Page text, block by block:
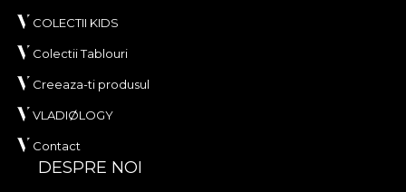
COLECTII KIDS
Colectii Tablouri
Creeaza-ti produsul
VLADIØLOGY
Contact
DESPRE NOI